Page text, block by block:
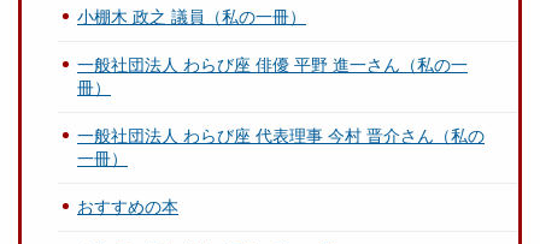
小棚木 政之 議員（私の一冊）
一般社団法人 わらび座 俳優 平野 進一さん（私の一
冊）
一般社団法人 わらび座 代表理事 今村 晋介さん（私の
一冊）
おすすめの本